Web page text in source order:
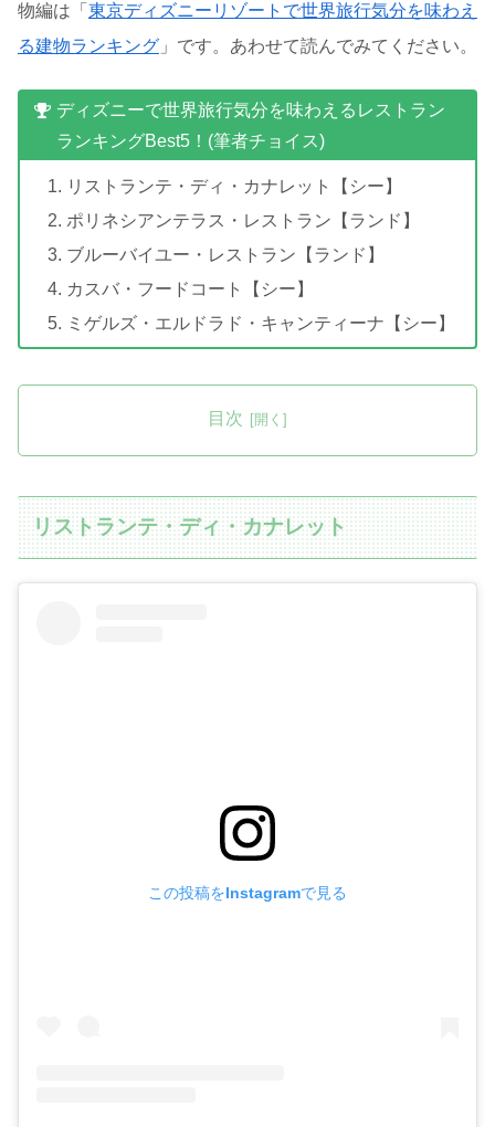
物編は「 東京ディズニーリゾートで世界旅行気分を味わえ
る建物ランキング 」です。あわせて読んでみてください。
ディズニーで世界旅行気分を味わえるレストラン
ランキングBest5！(筆者チョイス)
リストランテ・ディ・カナレット【シー】
ポリネシアンテラス・レストラン【ランド】
ブルーバイユー・レストラン【ランド】
カスバ・フードコート【シー】
ミゲルズ・エルドラド・キャンティーナ【シー】
目次
リストランテ・ディ・カナレット
この投稿をInstagramで見る